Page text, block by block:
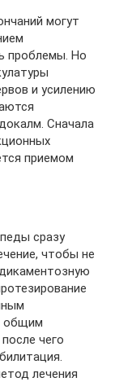
могут
проблемы. Но
и усилению
Сначала
приемом
сразу
чтобы не
общим
чего
лечения